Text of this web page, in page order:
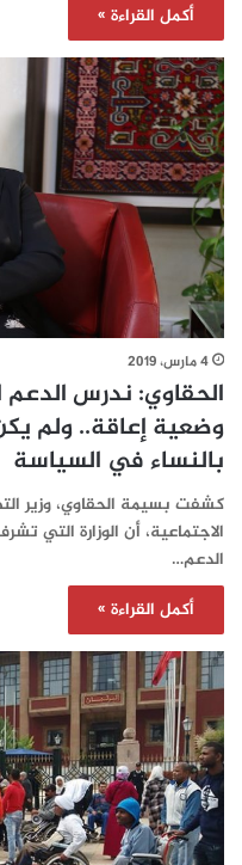
أكمل القراءة »
4 مارس، 2019
الحقاوي: ندرس
وضعية إعاقة.. ولم
بالنساء في السياسة
كشفت بسيمة الحقاوي، وزير
الاجتماعية، أن الوزارة التي
الدعم…
أكمل القراءة »